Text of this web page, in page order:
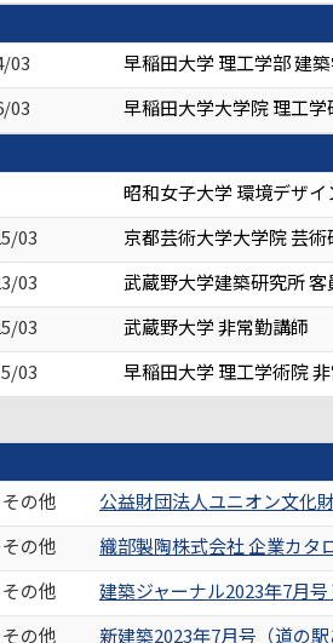
03
早稲田大学 理工学部 建
03
早稲田大学大学院 理工
昭和女子大学 環境デザ
03
京都芸術大学大学院 芸
03
武蔵野大学建築研究所 客
03
武蔵野大学 非常勤講師
03
早稲田大学 理工学術院
その他
公益財団法人ユニオン文化
その他
織部製陶株式会社 企業カタ
その他
建築ジャーナル2023年7月
その他
新建築2023年7月号（道の